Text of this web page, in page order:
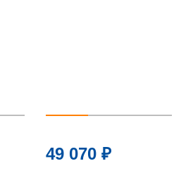
49 070 ₽